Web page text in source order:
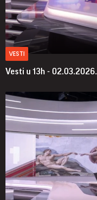
VESTI
Vesti u 13h - 02.03.2026.